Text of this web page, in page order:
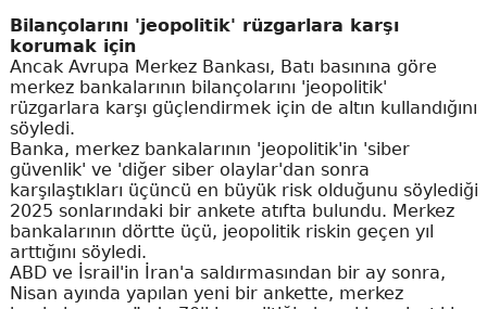
Bilançolarını 'jeopolitik' rüzgarlara karşı
korumak için
Ancak Avrupa Merkez Bankası, Batı basınına göre
merkez bankalarının bilançolarını 'jeopolitik'
rüzgarlara karşı güçlendirmek için de altın kullandığını
söyledi.
Banka, merkez bankalarının 'jeopolitik'in 'siber
güvenlik' ve 'diğer siber olaylar'dan sonra
karşılaştıkları üçüncü en büyük risk olduğunu söylediği
2025 sonlarındaki bir ankete atıfta bulundu. Merkez
bankalarının dörtte üçü, jeopolitik riskin geçen yıl
arttığını söyledi.
ABD ve İsrail'in İran'a saldırmasından bir ay sonra,
Nisan ayında yapılan yeni bir ankette, merkez